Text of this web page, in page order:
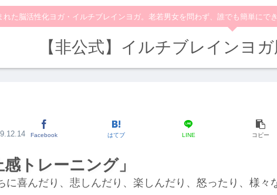
た脳活性化ヨガ・イルチブレインヨガ。老若男女を問わず、誰でも簡単に
【非公式】イルチブレインヨ
トレーニング」
Facebook はてブ LINE コピー
に喜んだり、悲しんだり、楽しんだり、怒ったり、様々